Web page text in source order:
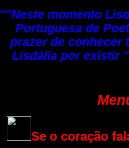
""Neste momento
Portuguesa de
prazer de conhecer
Lisdália por existir
Se o coração